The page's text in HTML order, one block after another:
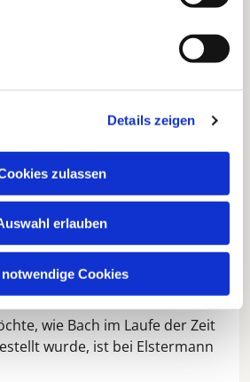
Details zeigen
zulassen
erlauben
Cookies
Nebenbei wird auch
es ist, einen Komponisten
ein kleines Nachschlagewerk
Bach-Büchern wird die
zu den großen Biografien und
wie Bach im Laufe der Zeit
wurde, ist bei Elstermann